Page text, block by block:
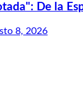
De la
8, 2026